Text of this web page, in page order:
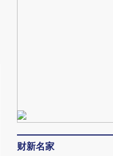
财新名家